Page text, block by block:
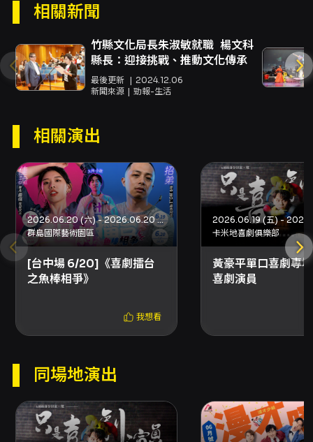
收票面金額10%手續費，且以實體票券寄達日為
準；全家取票因購買當日即可取票則不適用部分
規範）。欲詳讀完整退換票規定請參考 KKTIX 官
方說明頁面。 聯絡與行事曆 - 可透過活動頁面之
「聯絡主辦單位」連結聯繫卡米地或使用 KKTIX
提供的聯絡機制。 - 活動頁面提供 iCal/Google
日曆匯入選項以便加入個人行事曆。
注意事項
- 入場前30分鐘開始進場，建議提早到場以利取
票與入座。 - 一人一票憑票入場，建議12歲以上
觀眾入場；活動內容含不當言論，16歲以下及心
智不成熟者請斟酌。 - 退換票：依 KKTIX 與文化
部訂定之藝文表演票券規範辦理，主辦方採方案
一，退票需於活動10日前辦理並酌收票面金額
10%手續費；詳情請參閱 KKTIX 退換票規定頁
面。 - 全家取票與門市購票：全家取票每筆取票
上限4張；於全家便利商店以現金購票每筆限購4
張且不酌收取票手續費；線上選擇全家取票每筆
確保能收到訂單成立通知信，強烈建議結帳時盡
量不要使用 Yahoo 或 Hotmail 電子信箱，以免
損或滅失相關入場機制依 KKTIX 與藝文表演票券
相關規定辦理，請洽 KKTIX 客服或主辦單位。 -
不補發（詳 KKTIX 規定）。
相關新聞
竹縣文化局長朱淑敏就職 楊文科
縣長：迎接挑戰、推動文化傳承
最後更新
2024.12.06
新聞來源
勁報-生活
相關演出
2026.06.20 (六) - 2026.06.20 (六)
群島國際藝術園區
[台中場 6/20]《喜劇擂台
之魚棒相爭》
我想看
卡米地喜劇俱樂部
黃豪平單口喜劇專
喜劇演員
同場地演出